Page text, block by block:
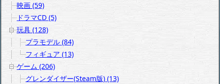
映画 (59)
ドラマCD (5)
玩具 (128)
プラモデル (84)
フィギュア (13)
ゲーム (206)
グレンダイザー(Steam版) (13)